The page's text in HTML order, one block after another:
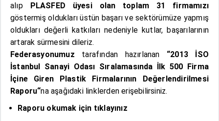
alıp PLASFED üyesi olan toplam 31 firmamızı
göstermiş oldukları üstün başarı ve sektörümüze yapmış
oldukları değerli katkıları nedeniyle kutlar, başarılarının
artarak sürmesini dileriz.
Federasyonumuz tarafından hazırlanan “2013 İSO
İstanbul Sanayi Odası Sıralamasında İlk 500 Firma
İçine Giren Plastik Firmalarının Değerlendirilmesi
Raporu“na aşağıdaki linklerden erişebilirsiniz.
Raporu okumak için tıklayınız